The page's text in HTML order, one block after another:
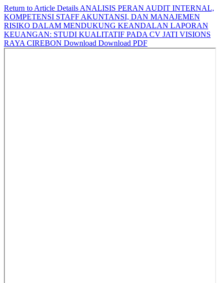
Return to Article Details ANALISIS PERAN AUDIT INTERNAL,
KOMPETENSI STAFF AKUNTANSI, DAN MANAJEMEN
RISIKO DALAM MENDUKUNG KEANDALAN LAPORAN
KEUANGAN: STUDI KUALITATIF PADA CV JATI VISIONS
RAYA CIREBON Download Download PDF